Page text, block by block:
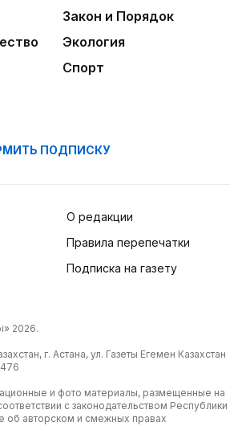
Закон и Порядок
Экология
Спорт
ПОДПИСКУ
О редакции
Правила перепечатки
Подписка на газету
2026.
г. Астана, ул. Газеты Егемен Казахстан
и фото материалы, размещенные на
с законодательством Республики
об авторском и смежных правах